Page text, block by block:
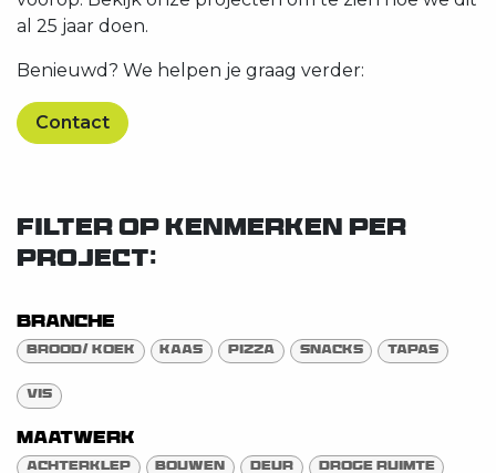
al 25 jaar doen.
Benieuwd? We helpen je graag verder:
Contact
FILTER OP KENMERKEN PER
PROJECT:
Branche
Brood/ Koek Kaas Pizza Snacks Tapas
Vis
Maatwerk
Achterklep Bouwen Deur Droge ruimte